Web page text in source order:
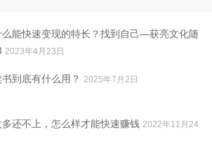
么能快速变现的特长？找到自己—获亮文化随
2023年4月23日
书到底有什么用？ 2025年7月2日
还不上，怎么样才能快速赚钱 2022年11月24